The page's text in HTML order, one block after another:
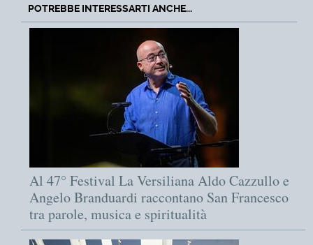
POTREBBE INTERESSARTI ANCHE...
Al 47° Festival La Versiliana Aldo Cazzullo e
Angelo Branduardi raccontano San Francesco
tra parole, musica e spiritualità